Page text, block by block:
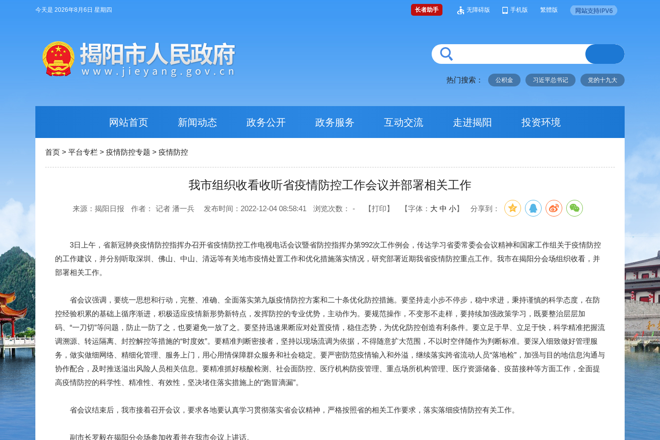
今天是 2026年8月6日 星期四 长者助手 无障碍版 手机版 繁體版
热门搜索： 公积金 习近平总书记 党的十九大
网站首页 新闻动态 政务公开 政务服务 互动交流 走进揭阳 投资环境
首页 > 平台专栏 > 疫情防控专题 > 疫情防控
我市组织收看收听省疫情防控工作会议并部署相关工作
来源：揭阳日报 作者： 记者 潘一兵 发布时间：2022-12-04 08:58:41 浏览次数： - 【打印】 【字体： 大 中 小】 分享到：
3日上午，省新冠肺炎疫情防控指挥办召开省疫情防控工作电视电话会议暨省防控指挥办第992次工作例会，传达学习省委常委会会议精神和国家工作组关于疫情防控
的工作建议，并分别听取深圳、佛山、中山、清远等有关地市疫情处置工作和优化措施落实情况，研究部署近期我省疫情防控重点工作。我市在揭阳分会场组织收看，并
部署相关工作。
省会议强调，要统一思想和行动，完整、准确、全面落实第九版疫情防控方案和二十条优化防控措施。要坚持走小步不停步，稳中求进，秉持谨慎的科学态度，在防
控经验积累的基础上循序渐进，积极适应疫情新形势新特点，发挥防控的专业优势，主动作为。要规范操作，不变形不走样，要持续加强政策学习，既要整治层层加
码、“一刀切”等问题，防止一防了之，也要避免一放了之。要坚持迅速果断应对处置疫情，稳住态势，为优化防控创造有利条件。要立足于早、立足于快，科学精准把握流
调溯源、转运隔离、封控解控等措施的“时度效”。要精准判断密接者，坚持以现场流调为依据，不得随意扩大范围，不以时空伴随作为判断标准。要深入细致做好管理服
务，做实做细网络、精细化管理、服务上门，用心用情保障群众服务和社会稳定。要严密防范疫情输入和外溢，继续落实跨省流动人员“落地检”，加强与目的地信息沟通与
协作配合，及时推送溢出风险人员相关信息。要精准抓好核酸检测、社会面防控、医疗机构防疫管理、重点场所机构管理、医疗资源储备、疫苗接种等方面工作，全面提
高疫情防控的科学性、精准性、有效性，坚决堵住落实措施上的“跑冒滴漏”。
省会议结束后，我市接着召开会议，要求各地要认真学习贯彻落实省会议精神，严格按照省的相关工作要求，落实落细疫情防控有关工作。
副市长罗毅在揭阳分会场参加收看并在我市会议上讲话。